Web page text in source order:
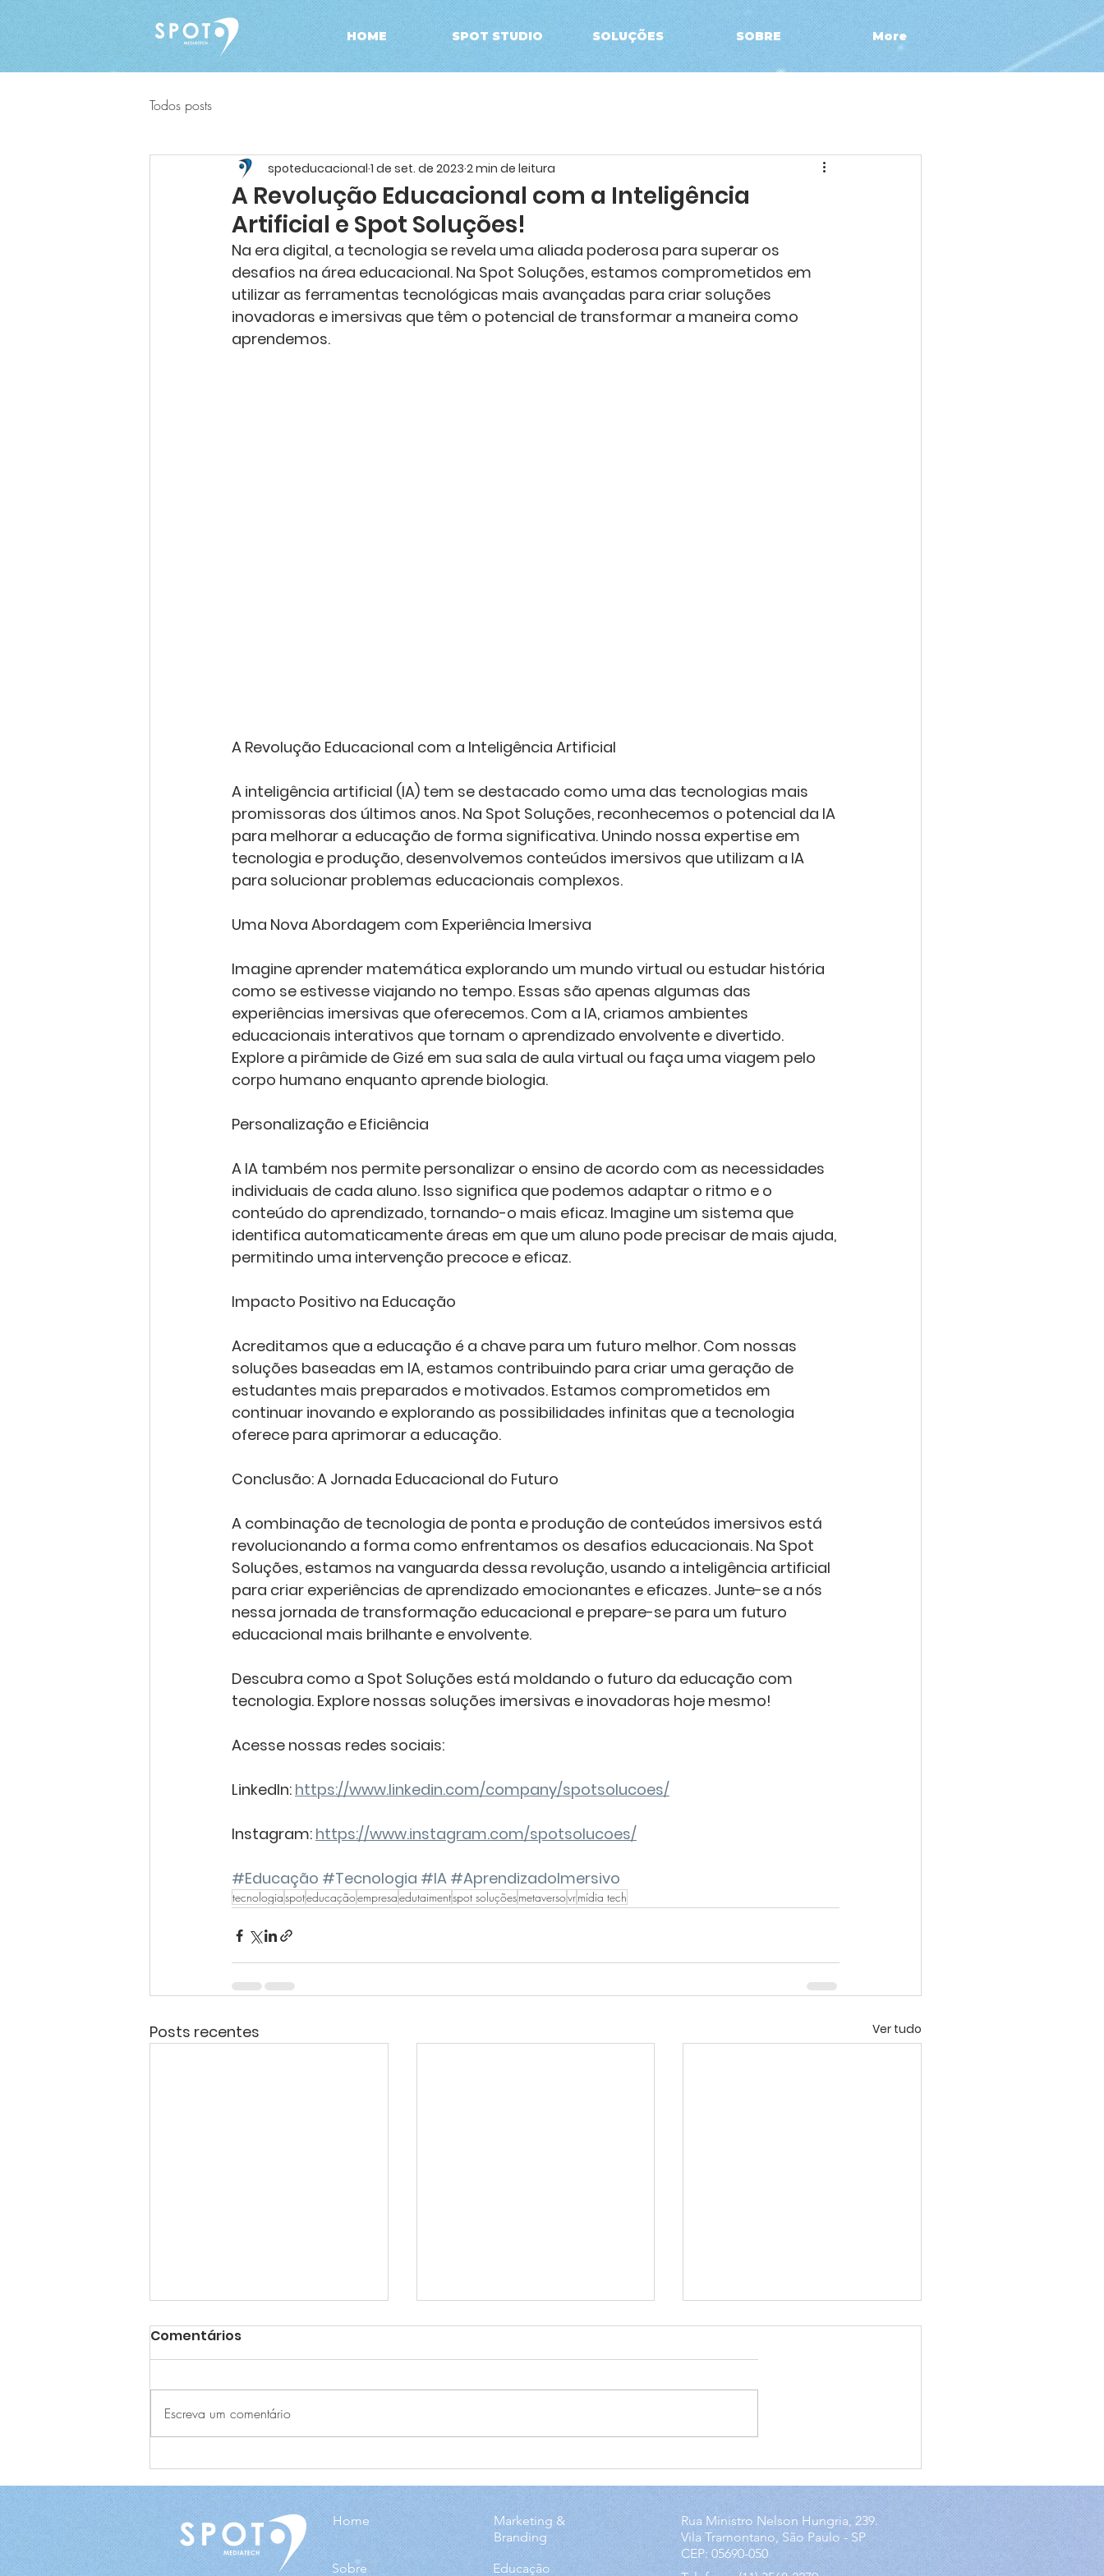
HOME SPOT STUDIO SOLUÇÕES SOBRE More
Todos posts
A Revolução Educacional com a Inteligência
Artificial e Spot Soluções!
spoteducacional 1 de set. de 2023 2 min de leitura
Na era digital, a tecnologia se revela uma aliada poderosa para superar os
desafios na área educacional. Na Spot Soluções, estamos comprometidos em
utilizar as ferramentas tecnológicas mais avançadas para criar soluções
inovadoras e imersivas que têm o potencial de transformar a maneira como
aprendemos.
A Revolução Educacional com a Inteligência Artificial
A inteligência artificial (IA) tem se destacado como uma das tecnologias mais
promissoras dos últimos anos. Na Spot Soluções, reconhecemos o potencial da IA
para melhorar a educação de forma significativa. Unindo nossa expertise em
tecnologia e produção, desenvolvemos conteúdos imersivos que utilizam a IA
para solucionar problemas educacionais complexos.
Uma Nova Abordagem com Experiência Imersiva
Imagine aprender matemática explorando um mundo virtual ou estudar história
como se estivesse viajando no tempo. Essas são apenas algumas das
experiências imersivas que oferecemos. Com a IA, criamos ambientes
educacionais interativos que tornam o aprendizado envolvente e divertido.
Explore a pirâmide de Gizé em sua sala de aula virtual ou faça uma viagem pelo
corpo humano enquanto aprende biologia.
Personalização e Eficiência
A IA também nos permite personalizar o ensino de acordo com as necessidades
individuais de cada aluno. Isso significa que podemos adaptar o ritmo e o
conteúdo do aprendizado, tornando-o mais eficaz. Imagine um sistema que
identifica automaticamente áreas em que um aluno pode precisar de mais ajuda,
permitindo uma intervenção precoce e eficaz.
Impacto Positivo na Educação
Acreditamos que a educação é a chave para um futuro melhor. Com nossas
soluções baseadas em IA, estamos contribuindo para criar uma geração de
estudantes mais preparados e motivados. Estamos comprometidos em
continuar inovando e explorando as possibilidades infinitas que a tecnologia
oferece para aprimorar a educação.
Conclusão: A Jornada Educacional do Futuro
A combinação de tecnologia de ponta e produção de conteúdos imersivos está
revolucionando a forma como enfrentamos os desafios educacionais. Na Spot
Soluções, estamos na vanguarda dessa revolução, usando a inteligência artificial
para criar experiências de aprendizado emocionantes e eficazes. Junte-se a nós
nessa jornada de transformação educacional e prepare-se para um futuro
educacional mais brilhante e envolvente.
Descubra como a Spot Soluções está moldando o futuro da educação com
tecnologia. Explore nossas soluções imersivas e inovadoras hoje mesmo!
Acesse nossas redes sociais:
LinkedIn: https://www.linkedin.com/company/spotsolucoes/
Instagram: https://www.instagram.com/spotsolucoes/
#Educação #Tecnologia #IA #AprendizadoImersivo
tecnologiaspoteducaçãoempresaedutaimentspot soluçõesmetaversovrmídia tech
Posts recentes Ver tudo
Spot MediaTech é o
futuro da comunicação
Soluções Mediatech
revolucionando a
educação
Entenda o conceito de
Mediatech e sua
importância para
empresas
Comentários
Escreva um comentário
Home
Sobre
Marketing &
Branding
Educação
Rua Ministro Nelson Hungria, 239.
Vila Tramontano, São Paulo - SP
CEP: 05690-050